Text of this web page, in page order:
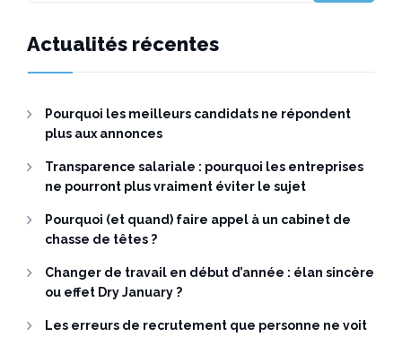
Actualités récentes
Pourquoi les meilleurs candidats ne répondent
plus aux annonces
Transparence salariale : pourquoi les entreprises
ne pourront plus vraiment éviter le sujet
Pourquoi (et quand) faire appel à un cabinet de
chasse de têtes ?
Changer de travail en début d’année : élan sincère
ou effet Dry January ?
Les erreurs de recrutement que personne ne voit